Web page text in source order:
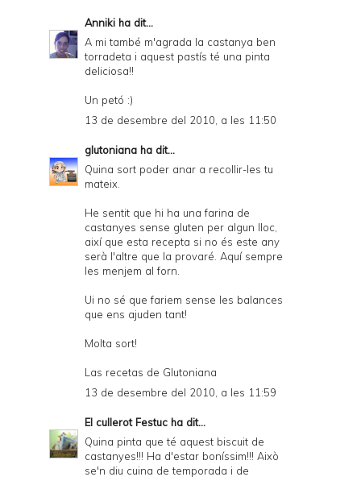
Anniki ha dit...
A mi també m'agrada la castanya ben
torradeta i aquest pastís té una pinta
deliciosa!!
Un petó :)
13 de desembre del 2010, a les 11:50
glutoniana ha dit...
Quina sort poder anar a recollir-les tu
mateix.
He sentit que hi ha una farina de
castanyes sense gluten per algun lloc,
així que esta recepta si no és este any
serà l'altre que la provaré. Aquí sempre
les menjem al forn.
Ui no sé que fariem sense les balances
que ens ajuden tant!
Molta sort!
Las recetas de Glutoniana
13 de desembre del 2010, a les 11:59
El cullerot Festuc ha dit...
Quina pinta que té aquest biscuit de
castanyes!!! Ha d'estar boníssim!!! Això
se'n diu cuina de temporada i de